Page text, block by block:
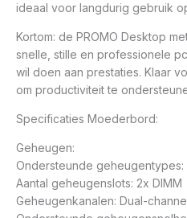
ideaal voor langdurig gebruik
Kortom: de PROMO Desktop
snelle, stille en professionele
wil doen aan prestaties. Klaar
om productiviteit te
Specificaties Moederbord:
Geheugen:
Ondersteunde geheugentypes:
Aantal geheugenslots: 2x DIMM
Geheugenkanalen: Dual-